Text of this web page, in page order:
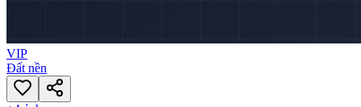
VIP
Đất nền